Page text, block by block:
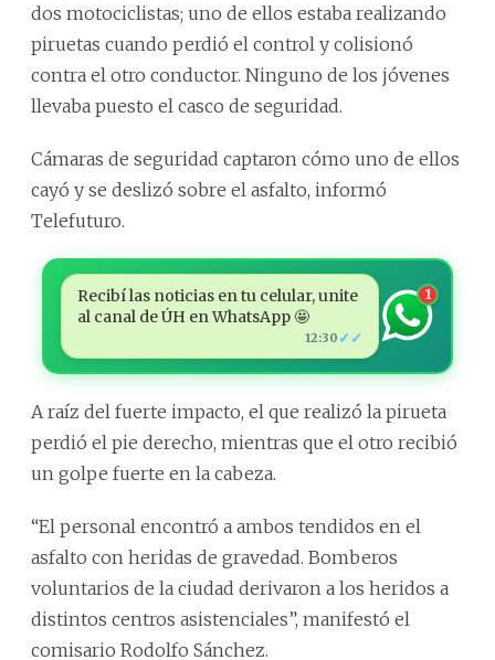
dos motociclistas; uno de ellos estaba realizando
piruetas cuando perdió el control y colisionó
contra el otro conductor. Ninguno de los jóvenes
llevaba puesto el casco de seguridad.
Cámaras de seguridad captaron cómo uno de ellos
cayó y se deslizó sobre el asfalto, informó
Telefuturo.
Recibí las noticias en tu celular, unite
al canal de ÚH en WhatsApp 🤩
12:30 ✓✓
1
A raíz del fuerte impacto, el que realizó la pirueta
perdió el pie derecho, mientras que el otro recibió
un golpe fuerte en la cabeza.
“El personal encontró a ambos tendidos en el
asfalto con heridas de gravedad. Bomberos
voluntarios de la ciudad derivaron a los heridos a
distintos centros asistenciales”, manifestó el
comisario Rodolfo Sánchez.